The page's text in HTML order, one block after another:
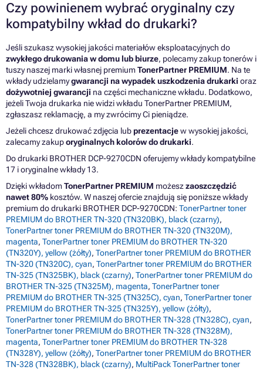
Czy powinienem wybrać oryginalny czy
kompatybilny wkład do drukarki?
Jeśli szukasz wysokiej jakości materiałów eksploatacyjnych do
zwykłego drukowania w domu lub biurze, polecamy zakup tonerów i
tuszy naszej marki własnej premiumTonerPartner PREMIUM. Na te
wkłady udzielamygwarancji na wypadek uszkodzenia drukarki oraz
dożywotniej gwarancji na części mechaniczne wkładu. Dodatkowo,
jeżeli Twoja drukarka nie widzi wkładu TonerPartner PREMIUM,
zgłaszasz reklamację, a my zwrócimy Ci pieniądze.
Jeżeli chcesz drukować zdjęcia lubprezentacjew wysokiej jakości,
zalecamy zakuporyginalnych kolorów do drukarki.
Do drukarki BROTHER DCP-9270CDN oferujemy wkłady kompatybilne
17 i oryginalne wkłady 13.
Dzięki wkładomTonerPartner PREMIUM możeszzaoszczędzić
nawet 80% kosztów. W naszej ofercie znajdują się poniższe wkłady
premium do drukarki BROTHER DCP-9270CDN: TonerPartner toner
PREMIUM do BROTHER TN-320 (TN320BK), black (czarny),
TonerPartner toner PREMIUM do BROTHER TN-320 (TN320M),
magenta, TonerPartner toner PREMIUM do BROTHER TN-320
(TN320Y), yellow (żółty), TonerPartner toner PREMIUM do BROTHER
TN-320 (TN320C), cyan, TonerPartner toner PREMIUM do BROTHER
TN-325 (TN325BK), black (czarny), TonerPartner toner PREMIUM do
BROTHER TN-325 (TN325M), magenta, TonerPartner toner
PREMIUM do BROTHER TN-325 (TN325C), cyan, TonerPartner toner
PREMIUM do BROTHER TN-325 (TN325Y), yellow (żółty),
TonerPartner toner PREMIUM do BROTHER TN-328 (TN328C), cyan,
TonerPartner toner PREMIUM do BROTHER TN-328 (TN328M),
magenta, TonerPartner toner PREMIUM do BROTHER TN-328
(TN328Y), yellow (żółty), TonerPartner toner PREMIUM do BROTHER
TN-328 (TN328BK), black (czarny), MultiPack TonerPartner toner